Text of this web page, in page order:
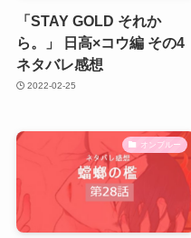
「STAY GOLD それか
ら。」 日高×コウ編 その4
ネタバレ感想
2022-02-25
オンブルー